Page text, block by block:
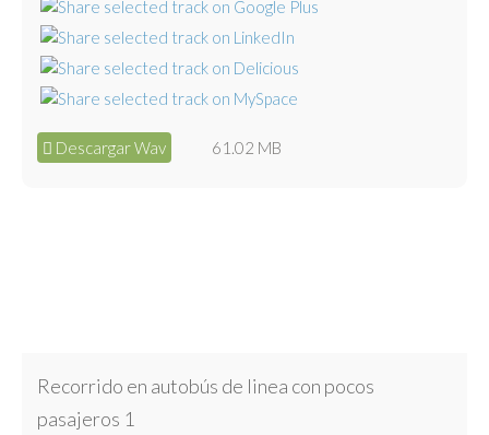
Descargar Wav 61.02 MB
Recorrido en autobús de linea con pocos
pasajeros 1